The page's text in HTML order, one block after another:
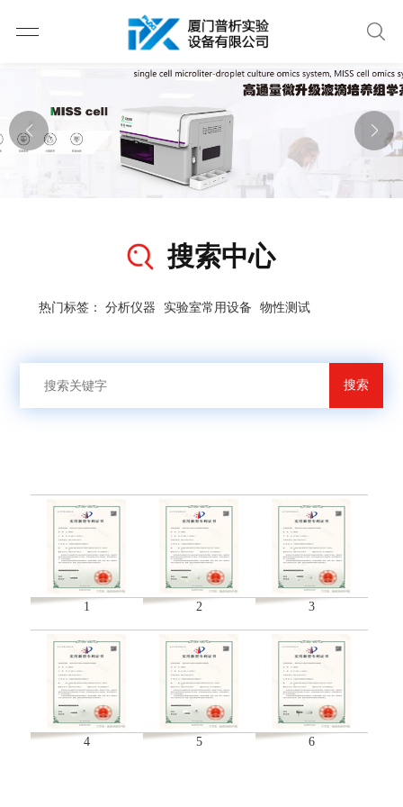
搜索中心
热门标签： 分析仪器 实验室常用设备 物性测试
搜索
1 2 3
4 5 6